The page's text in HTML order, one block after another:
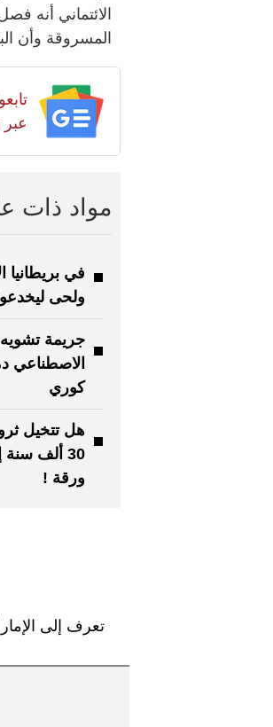
الائتماني أنه
المسروقة وأن
عبر Google news
مواد ذات
في
ولحى
جريمة
الاصطناعي
كوري
هل تتخيل
30 ألف
ورقة !
تعرف إلى